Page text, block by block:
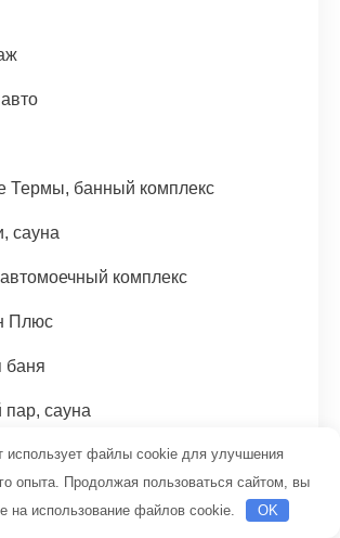
Термы, банный комплекс
сауна
комплекс
Плюс
баня
пар, сауна
использует файлы cookie для улучшения
опыта. Продолжая пользоваться сайтом, вы
на использование файлов cookie.
OK